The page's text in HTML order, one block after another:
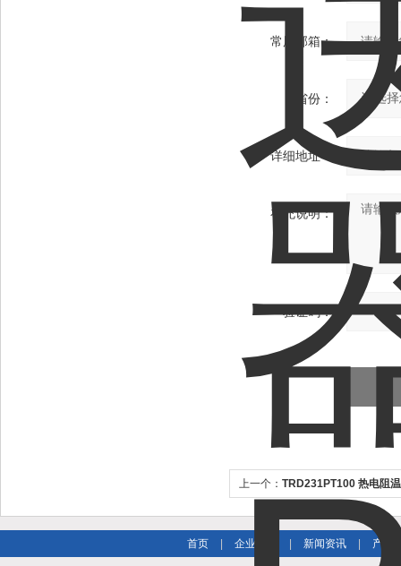
常用邮箱：
省份：
详细地址：
补充说明：
验证码：
上一个： TRD231PT100 热电阻
首页 企业简介 新闻资讯 产品